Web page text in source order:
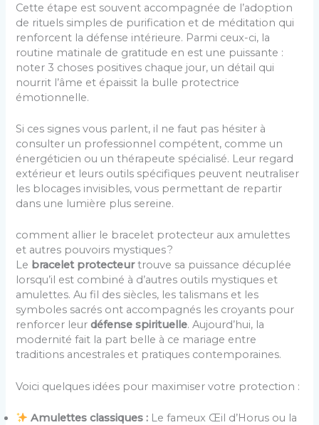
Cette étape est souvent accompagnée de l’adoption
de rituels simples de purification et de méditation qui
renforcent la défense intérieure. Parmi ceux-ci, la
routine matinale de gratitude en est une puissante :
noter 3 choses positives chaque jour, un détail qui
nourrit l’âme et épaissit la bulle protectrice
émotionnelle.
Si ces signes vous parlent, il ne faut pas hésiter à
consulter un professionnel compétent, comme un
énergéticien ou un thérapeute spécialisé. Leur regard
extérieur et leurs outils spécifiques peuvent neutraliser
les blocages invisibles, vous permettant de repartir
dans une lumière plus sereine.
comment allier le bracelet protecteur aux amulettes
et autres pouvoirs mystiques ?
Le bracelet protecteurtrouve sa puissance décuplée
lorsqu’il est combiné à d’autres outils mystiques et
amulettes. Au fil des siècles, les talismans et les
symboles sacrés ont accompagnés les croyants pour
renforcer leurdéfense spirituelle. Aujourd’hui, la
modernité fait la part belle à ce mariage entre
traditions ancestrales et pratiques contemporaines.
Voici quelques idées pour maximiser votre protection :
Amulettes classiques : Le fameux Œil d’Horus ou la